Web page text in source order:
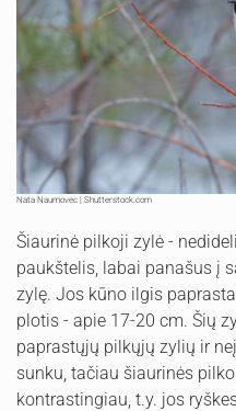
Nata Naumovec | Shutterstock.com
Šiaurinė pilkoji zylė -
paukštelis, labai panašus į
zylę. Jos kūno ilgis
plotis - apie 17-20 cm. Šių
paprastųjų pilkųjų zylių ir
sunku, tačiau šiaurinės
kontrastingiau, t.y. jos